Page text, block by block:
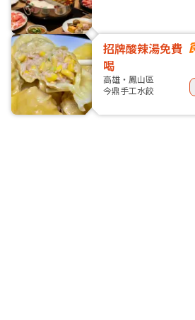
招牌酸辣湯免費
喝
高雄・鳳山區
今鼎手工水餃